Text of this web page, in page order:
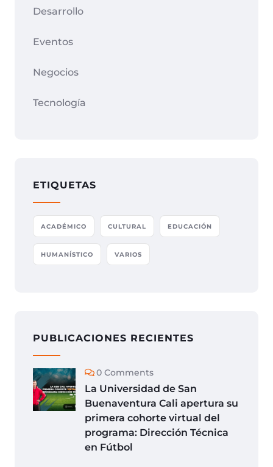
Desarrollo
Eventos
Negocios
Tecnología
ETIQUETAS
ACADÉMICO CULTURAL EDUCACIÓN
HUMANÍSTICO VARIOS
PUBLICACIONES RECIENTES
0 Comments
La Universidad de San
Buenaventura Cali apertura su
primera cohorte virtual del
programa: Dirección Técnica
en Fútbol